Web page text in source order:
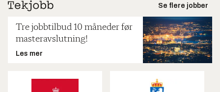
Se flere jobber
Tre jobbtilbud 10 måneder før
masteravslutning!
Les mer